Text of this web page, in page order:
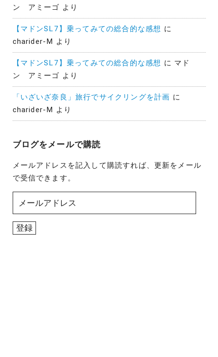
ン アミーゴ より
【マドンSL7】乗ってみての総合的な感想 に
charider-M より
【マドンSL7】乗ってみての総合的な感想 に マド
ン アミーゴ より
「いざいざ奈良」旅行でサイクリングを計画 に
charider-M より
ブログをメールで購読
メールアドレスを記入して購読すれば、更新をメール
で受信できます。
ル
ア
登録